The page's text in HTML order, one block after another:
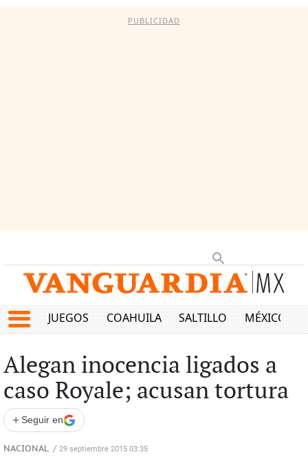
PUBLICIDAD
JUEGOS COAHUILA SALTILLO MÉXICO
Alegan inocencia ligados a
caso Royale; acusan tortura
+ Seguir en
NACIONAL / 29 septiembre 2015 03:35